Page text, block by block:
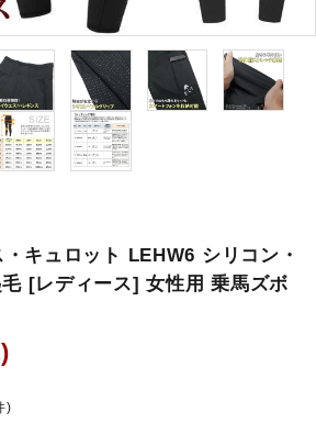
）
着・雨具
ミ・耳ネット
キュロット LEHW6 シリコン・
[レディース] 女性用 乗馬ズボ
)